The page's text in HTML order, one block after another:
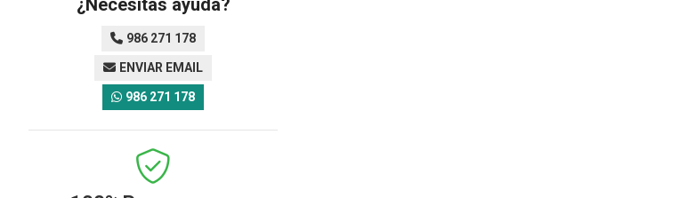
¿Necesitas ayuda?
986 271 178
ENVIAR EMAIL
986 271 178